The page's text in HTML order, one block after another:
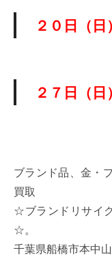
２０日（日）
２７日（日）
ブランド品、金・
買取
☆ブランドリサイ
☆。
千葉県船橋市本中